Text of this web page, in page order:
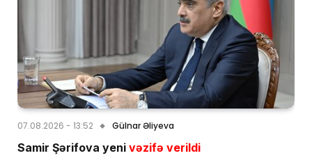
07.08.2026 - 13:52 Gülnar Əliyeva
Samir Şərifova yeni vəzifə verildi